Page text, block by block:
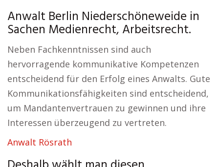
Anwalt Berlin Niederschöneweide in
Sachen Medienrecht, Arbeitsrecht.
Neben Fachkenntnissen sind auch
hervorragende kommunikative Kompetenzen
entscheidend für den Erfolg eines Anwalts. Gute
Kommunikationsfähigkeiten sind entscheidend,
um Mandantenvertrauen zu gewinnen und ihre
Interessen überzeugend zu vertreten.
Anwalt Rösrath